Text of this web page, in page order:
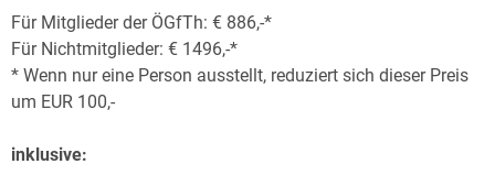
Für Mitglieder der ÖGfTh: € 886,-*
Für Nichtmitglieder: € 1496,-*
* Wenn nur eine Person ausstellt, reduziert sich dieser Preis
um EUR 100,-
inklusive: